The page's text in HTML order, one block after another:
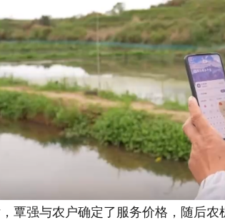
强与农户确定了服务价格，随后农